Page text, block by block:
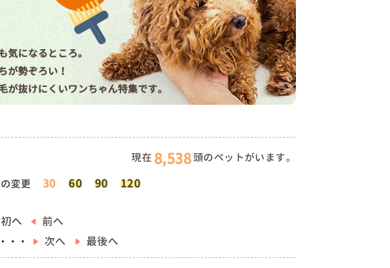
になるところ。
が勢ぞろい！
抜けにくいワンちゃん特集です。
現在 8,538頭のペットがいます。
変更 30 60 90 120
へ 前へ
・・・ 次へ 最後へ